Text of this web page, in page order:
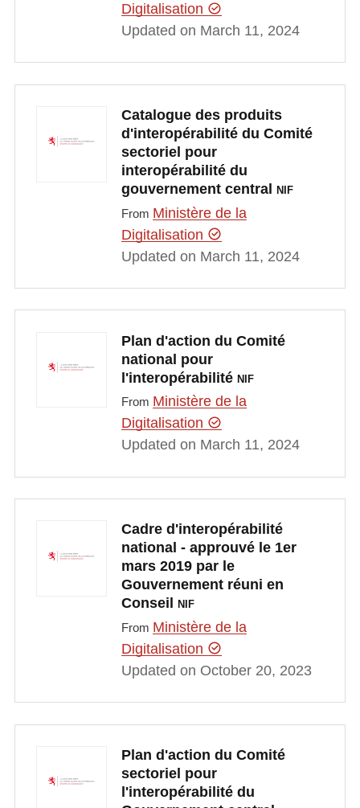
Digitalisation
Updated on March 11, 2024
Catalogue des produits
d'interopérabilité du Comité
sectoriel pour
interopérabilité du
gouvernement central
NIF
From Ministère de la
Digitalisation
Updated on March 11, 2024
Plan d'action du Comité
national pour
l'interopérabilité NIF
From Ministère de la
Digitalisation
Updated on March 11, 2024
Cadre d'interopérabilité
national - approuvé le 1er
mars 2019 par le
Gouvernement réuni en
Conseil
NIF
From Ministère de la
Digitalisation
Updated on October 20, 2023
Plan d'action du Comité
sectoriel pour
l'interopérabilité du